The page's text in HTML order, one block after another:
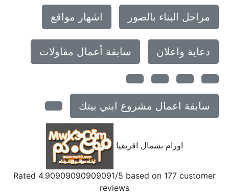
مراحل البناء بالصور اشهار مواقع
دعاية واعلان سابقة أعمال مقاولات
سابقة اعمال مشروع ابني بيتك
اورام بشمال افريقيا
Rated4.90909090909091 /5 based on177customer
reviews